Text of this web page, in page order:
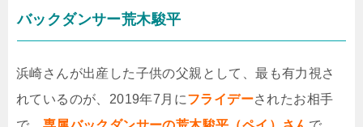
バックダンサー荒木駿平
浜崎さんが出産した子供の父親として、最も有力視さ
れているのが、2019年7月にフライデーされたお相手